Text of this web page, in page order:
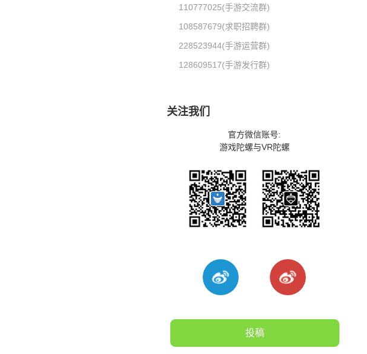
110777025(手游交流群)
108587679(求职招聘群)
228523944(手游运营群)
128609517(手游发行群)
关注我们
官方微信账号:
游戏陀螺与VR陀螺
投稿